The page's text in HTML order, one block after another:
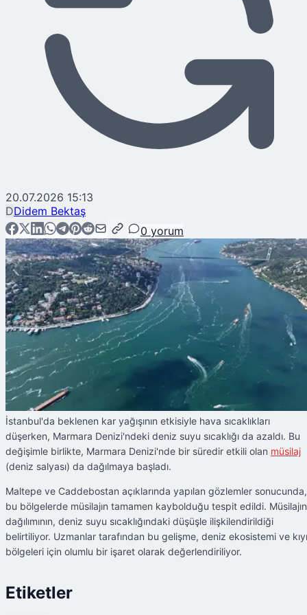
20.07.2026 15:13
DDidem Bektaş
0 yorum
İstanbul'da beklenen kar yağışının etkisiyle hava sıcaklıkları
düşerken, Marmara Denizi'ndeki deniz suyu sıcaklığı da azaldı. Bu
değişimle birlikte, Marmara Denizi'nde bir süredir etkili olan müsilaj
(deniz salyası) da dağılmaya başladı.
Maltepe ve Caddebostan açıklarında yapılan gözlemler sonucunda,
bu bölgelerde müsilajın tamamen kaybolduğu tespit edildi. Müsilajın
dağılımının, deniz suyu sıcaklığındaki düşüşle ilişkilendirildiği
belirtiliyor. Uzmanlar tarafından bu gelişme, deniz ekosistemi ve kıyı
bölgeleri için olumlu bir işaret olarak değerlendiriliyor.
Etiketler